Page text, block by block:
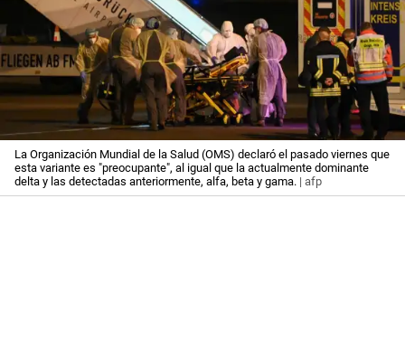
La Organización Mundial de la Salud (OMS) declaró el pasado viernes que
esta variante es "preocupante", al igual que la actualmente dominante
delta y las detectadas anteriormente, alfa, beta y gama. | afp